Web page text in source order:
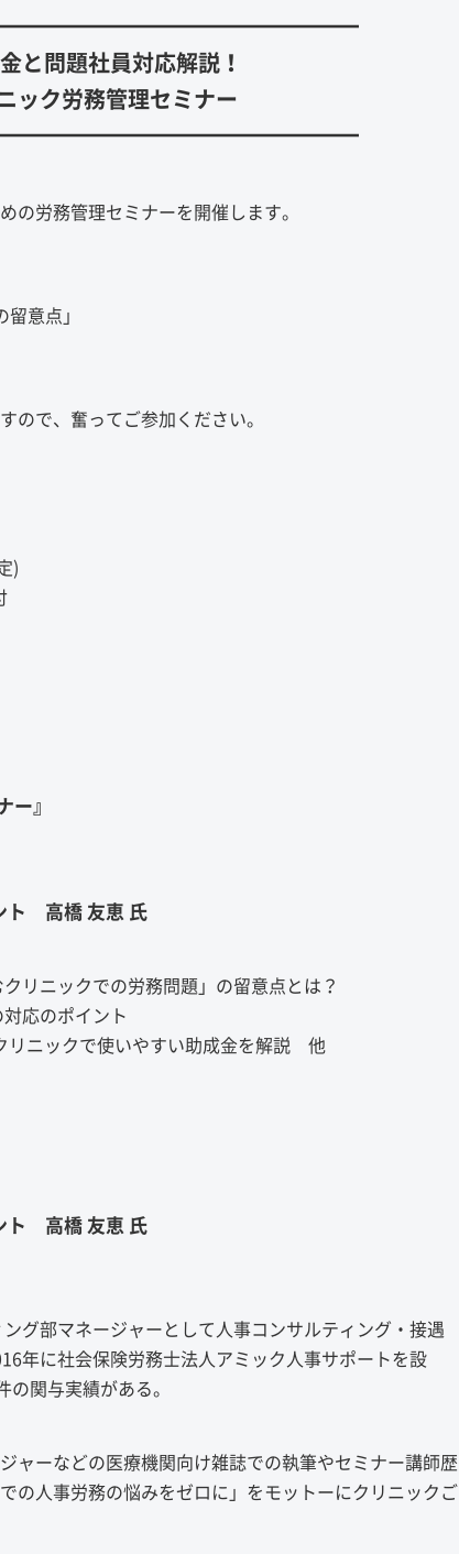
と問題社員対応解説！
ック労務管理セミナー
の労務管理セミナーを開催します。
意点」
ので、奮ってご参加ください。
)
ー』
ト 高橋 友恵 氏
リニックでの労務問題」の留意点とは？
応のポイント
リニックで使いやすい助成金を解説 他
ト 高橋 友恵 氏
グ部マネージャーとして人事コンサルティング・接遇
年に社会保険労務士法人アミック人事サポートを設
関与実績がある。
ャーなどの医療機関向け雑誌での執筆やセミナー講師歴
の人事労務の悩みをゼロに」をモットーにクリニックご